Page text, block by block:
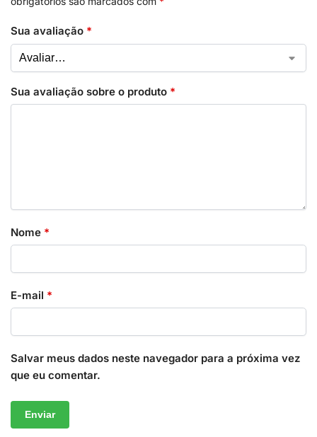
Sua avaliação *
Sua avaliação sobre o produto *
Nome *
E-mail *
Salvar meus dados neste navegador para a próxima vez
que eu comentar.